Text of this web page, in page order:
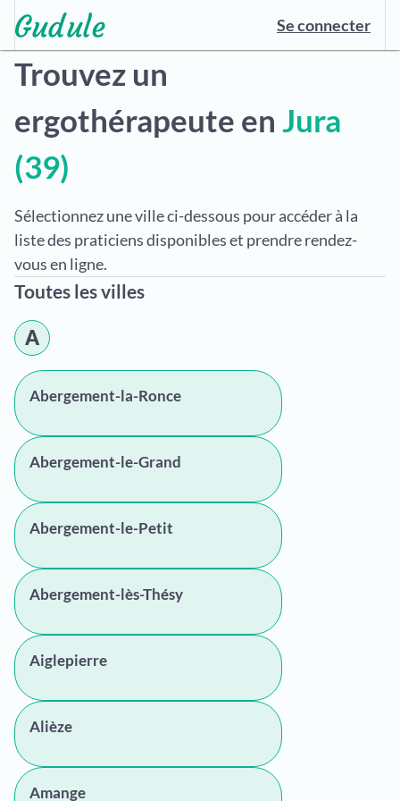
Se connecter
Trouvez un
ergothérapeute en Jura
(39)
Sélectionnez une ville ci-dessous pour accéder à la
liste des praticiens disponibles et prendre rendez-
vous en ligne.
Toutes les villes
A
Abergement-la-Ronce
Abergement-le-Grand
Abergement-le-Petit
Abergement-lès-Thésy
Aiglepierre
Alièze
Amange